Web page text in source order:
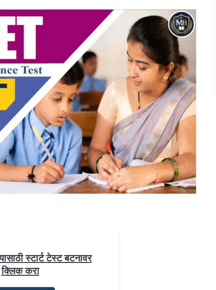
स्टार्ट टेस्ट बटनावर
क्लिक करा